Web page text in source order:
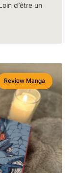
d’être un
Review Manga